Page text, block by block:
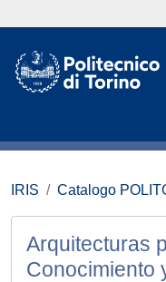
IRIS Catalogo
Arquitecturas
Conocimiento